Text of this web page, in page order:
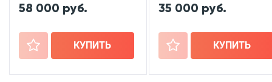
58 000 руб.
+ КУПИТЬ
35 000 руб.
+ КУПИТЬ